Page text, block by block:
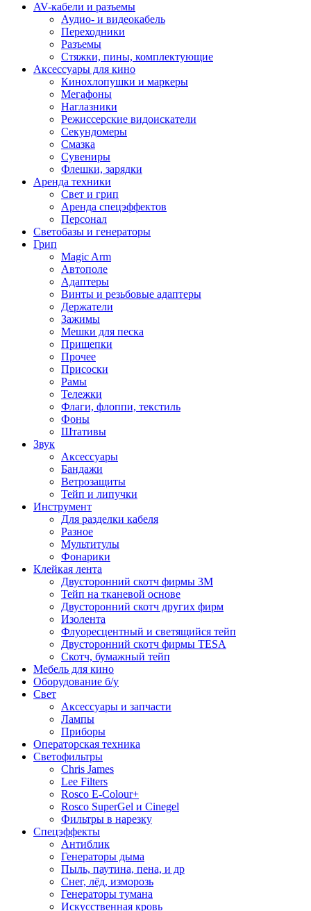
AV-кабели и разъемы
Аудио- и видеокабель
Переходники
Разъемы
Стяжки, пины, комплектующие
Аксессуары для кино
Кинохлопушки и маркеры
Мегафоны
Наглазники
Режиссерские видоискатели
Секундомеры
Смазка
Сувениры
Флешки, зарядки
Аренда техники
Свет и грип
Аренда спецэффектов
Персонал
Светобазы и генераторы
Грип
Magic Arm
Автополе
Адаптеры
Винты и резьбовые адаптеры
Держатели
Зажимы
Мешки для песка
Прищепки
Прочее
Присоски
Рамы
Тележки
Флаги, флоппи, текстиль
Фоны
Штативы
Звук
Аксессуары
Бандажи
Ветрозащиты
Тейп и липучки
Инструмент
Для разделки кабеля
Разное
Мультитулы
Фонарики
Клейкая лента
Двусторонний скотч фирмы 3M
Тейп на тканевой основе
Двусторонний скотч других фирм
Изолента
Флуоресцентный и светящийся тейп
Двусторонний скотч фирмы TESA
Скотч, бумажный тейп
Мебель для кино
Оборудование б/у
Свет
Аксессуары и запчасти
Лампы
Приборы
Операторская техника
Светофильтры
Chris James
Lee Filters
Rosco E-Colour+
Rosco SuperGel и Cinegel
Фильтры в нарезку
Спецэффекты
Антиблик
Генераторы дыма
Пыль, паутина, пена, и др
Снег, лёд, изморозь
Генераторы тумана
Искусственная кровь